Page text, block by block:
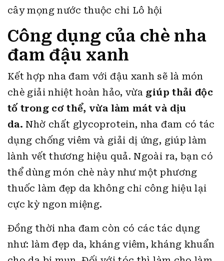
cây mọng nước thuộc chi Lô hội
Công dụng của chè nha
đam đậu xanh
Kết hợp nha đam với đậu xanh sẽ là món
chè giải nhiệt hoàn hảo, vừa giúp thải độc
tố trong cơ thể, vừa làm mát và dịu
da. Nhờ chất glycoprotein, nha đam có tác
dụng chống viêm và giải dị ứng, giúp làm
lành vết thương hiệu quả. Ngoài ra, bạn có
thể dùng món chè này như một phương
thuốc làm đẹp da không chỉ công hiệu lại
cực kỳ ngon miệng.
Đồng thời nha đam còn có các tác dụng
như: làm đẹp da, kháng viêm, kháng khuẩn